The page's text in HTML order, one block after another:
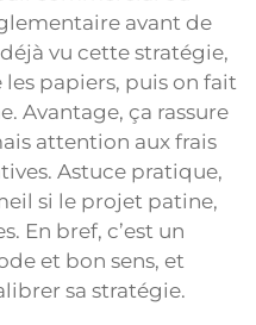
avant de
vu cette stratégie,
papiers, puis on fait
Avantage, ça rassure
attention aux frais
Astuce pratique,
si le projet patine,
En bref, c’est un
et bon sens, et
sa stratégie.